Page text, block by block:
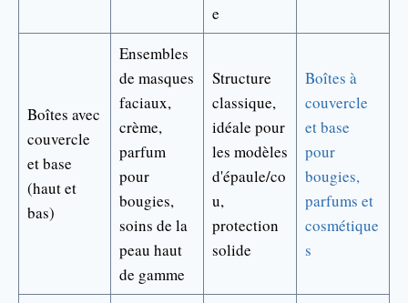
e
Boîtes avec
couvercle
et base
(haut et
bas)
Ensembles
de masques
faciaux,
crème,
parfum
pour
bougies,
soins de la
peau haut
de gamme
Structure
classique,
idéale pour
les modèles
d'épaule/co
u,
protection
solide
Boîtes à
couvercle
et base
pour
bougies,
parfums et
cosmétique
s